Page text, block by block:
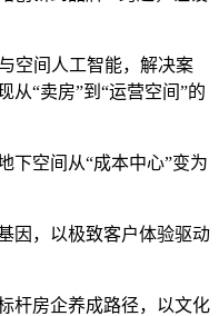
空间人工智能，解决案
从“卖房”到“运营空间”的
下空间从“成本中心”变为
因，以极致客户体验驱动
杆房企养成路径，以文化